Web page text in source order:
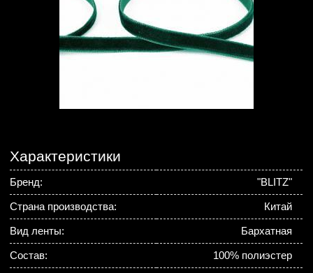
Характеристики
Бренд: "BLITZ"
Страна производства: Китай
Вид ленты: Бархатная
Состав: 100% полиэстер